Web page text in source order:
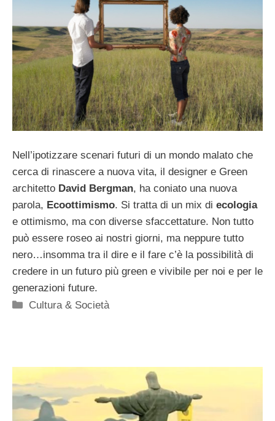
Nell’ipotizzare scenari futuri di un mondo malato che
cerca di rinascere a nuova vita, il designer e Green
architetto David Bergman, ha coniato una nuova
parola, Ecoottimismo. Si tratta di un mix di ecologia
e ottimismo, ma con diverse sfaccettature. Non tutto
può essere roseo ai nostri giorni, ma neppure tutto
nero…insomma tra il dire e il fare c’è la possibilità di
credere in un futuro più green e vivibile per noi e per le
generazioni future.
Categorie
Cultura & Società